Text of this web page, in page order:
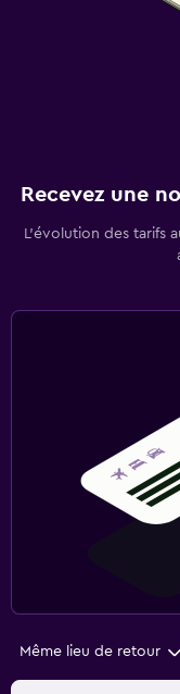
Recevez une
L’évolution des tarifs
Même lieu de retour